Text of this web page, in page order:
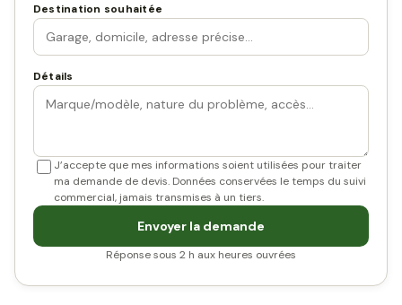
Destination souhaitée
Détails
J’accepte que mes informations soient utilisées pour traiter
ma demande de devis. Données conservées le temps du suivi
commercial, jamais transmises à un tiers.
Envoyer la demande
Réponse sous 2 h aux heures ouvrées